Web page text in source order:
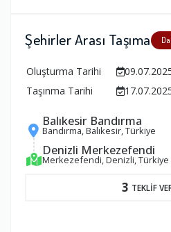
Şehirler Arası Taşıma
Oluşturma Tarihi
Taşınma Tarihi
Balıkesir Bandırma
Bandırma, Balıkesir, Türkiye
Denizli Merkezefendi
Merkezefendi, Denizli, Türkiye
3 TEKLİF